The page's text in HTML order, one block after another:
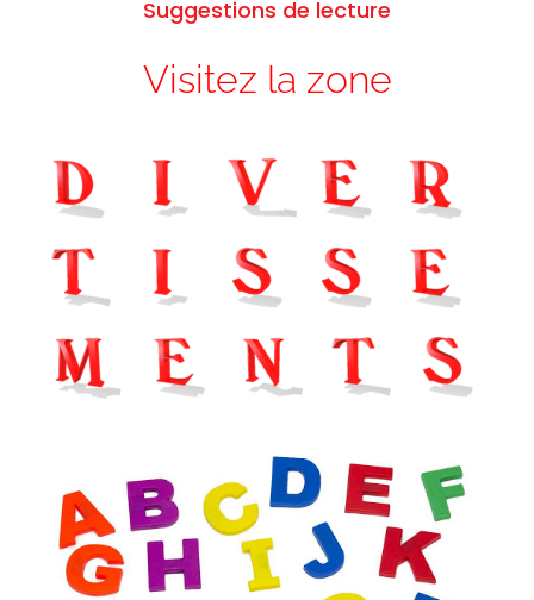
Suggestions de lecture
Visitez la zone